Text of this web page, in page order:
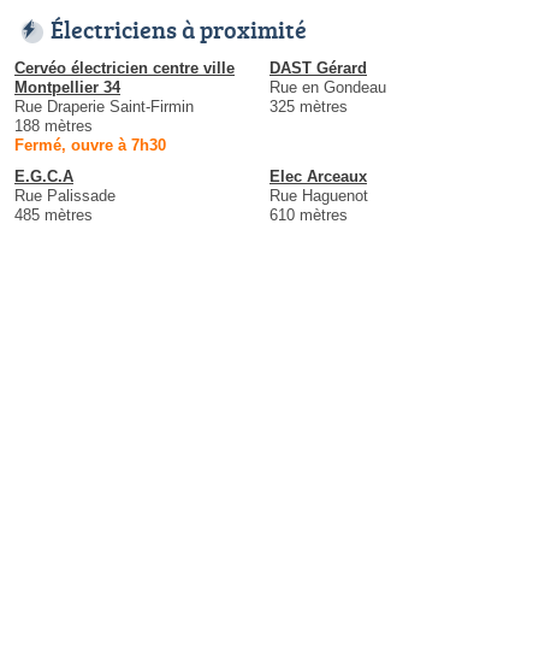
Électriciens à proximité
Cervéo électricien centre ville
Montpellier 34
Rue Draperie Saint-Firmin
188 mètres
Fermé, ouvre à 7h30
DAST Gérard
Rue en Gondeau
325 mètres
E.G.C.A
Rue Palissade
485 mètres
Elec Arceaux
Rue Haguenot
610 mètres